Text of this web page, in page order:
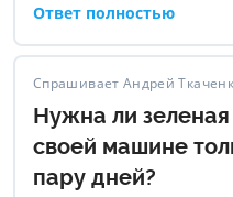
находитесь за границей.
полис, достаточно иметь
подготовилописьмо-
желательно также
случае возникновения
Ответ полностью
Спрашивает Андрей
Нужна ли
своей машине
пару дней?